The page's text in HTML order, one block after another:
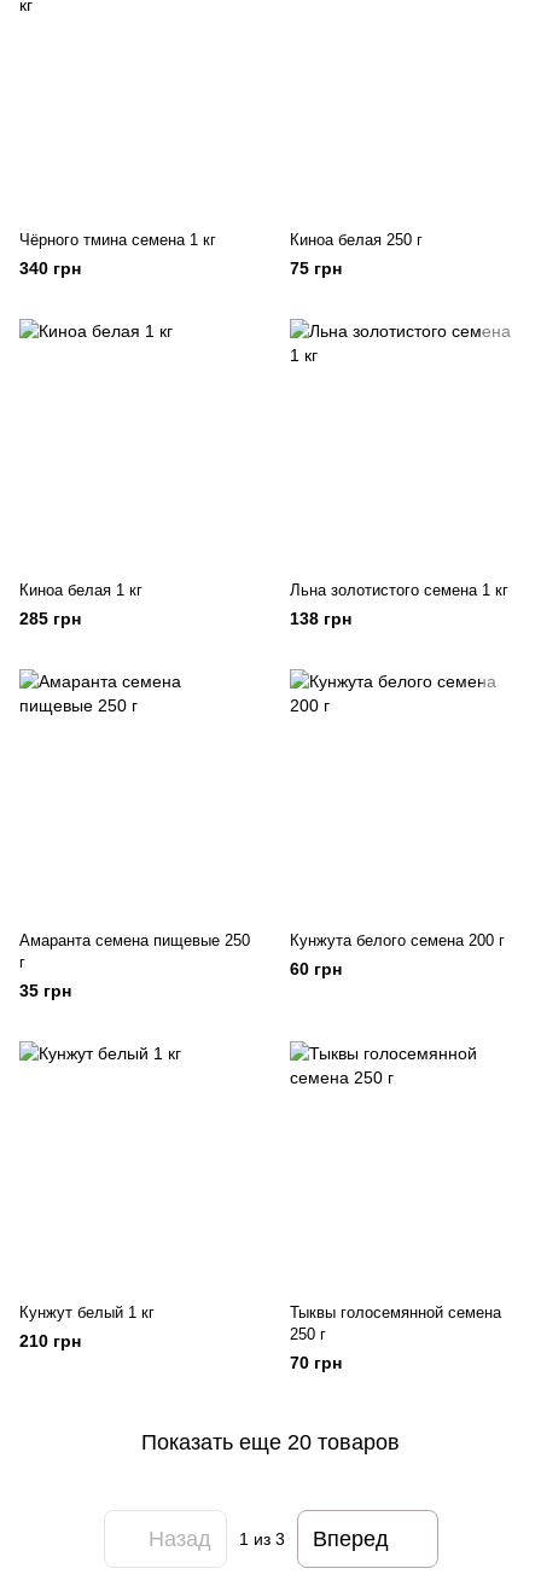
Чёрного тмина семена 1 кг
340 грн
Киноа белая 250 г
75 грн
Киноа белая 1 кг
285 грн
Льна золотистого семена 1 кг
138 грн
Амаранта семена пищевые 250
г
35 грн
Кунжута белого семена 200 г
60 грн
Кунжут белый 1 кг
210 грн
Тыквы голосемянной семена
250 г
70 грн
Показать еще 20 товаров
Назад 1 из 3 Вперед